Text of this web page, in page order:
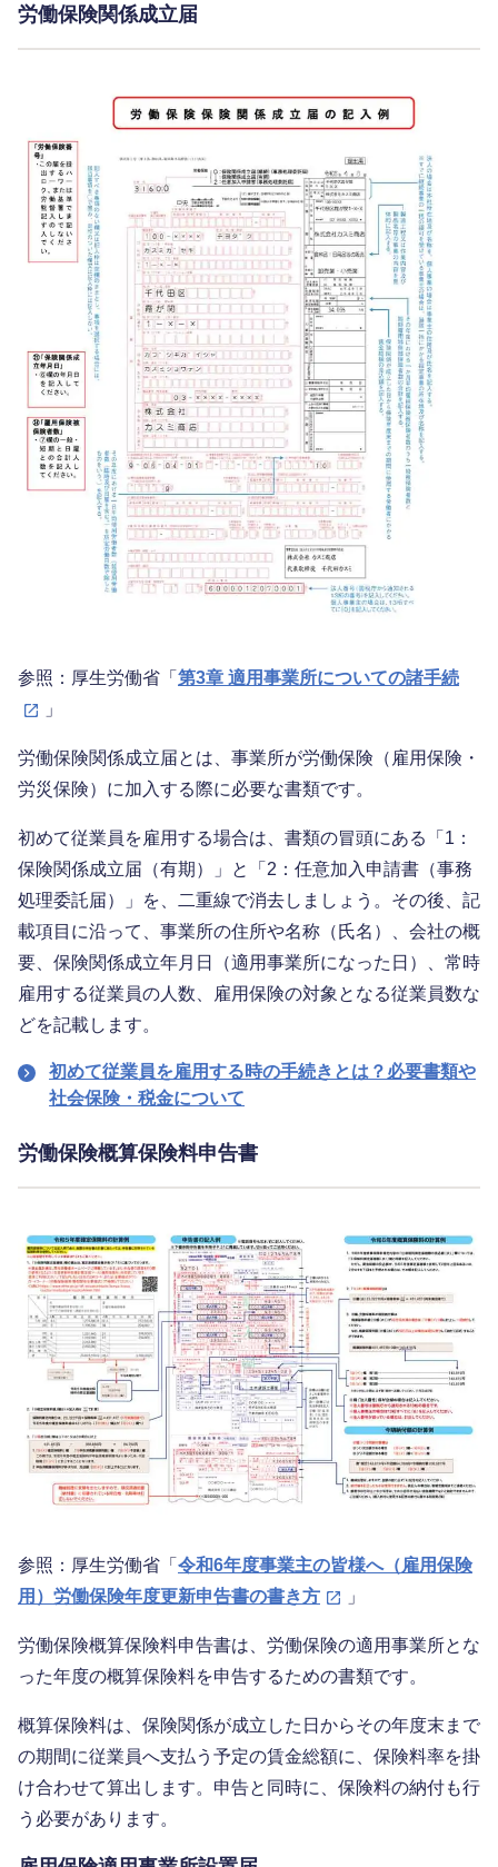
労働保険関係成立届
参照：厚生労働省「 第3章 適用事業所についての諸手続
」
労働保険関係成立届とは、事業所が労働保険（雇用保険・
労災保険）に加入する際に必要な書類です。
初めて従業員を雇用する場合は、書類の冒頭にある「1：
保険関係成立届（有期）」と「2：任意加入申請書（事務
処理委託届）」を、二重線で消去しましょう。その後、記
載項目に沿って、事業所の住所や名称（氏名）、会社の概
要、保険関係成立年月日（適用事業所になった日）、常時
雇用する従業員の人数、雇用保険の対象となる従業員数な
どを記載します。
初めて従業員を雇用する時の手続きとは？必要書類や
社会保険・税金について
労働保険概算保険料申告書
参照：厚生労働省「 令和6年度事業主の皆様へ（雇用保険
用）労働保険年度更新申告書の書き方
」
労働保険概算保険料申告書は、労働保険の適用事業所とな
った年度の概算保険料を申告するための書類です。
概算保険料は、保険関係が成立した日からその年度末まで
の期間に従業員へ支払う予定の賃金総額に、保険料率を掛
け合わせて算出します。申告と同時に、保険料の納付も行
う必要があります。